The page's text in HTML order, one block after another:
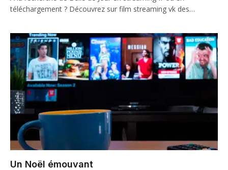
téléchargement ? Découvrez sur film streaming vk des…
Un Noël émouvant